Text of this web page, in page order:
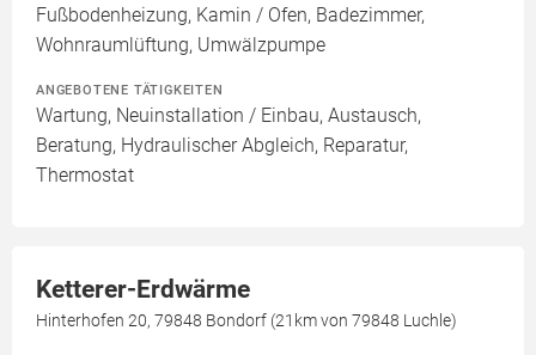
Fußbodenheizung, Kamin / Ofen, Badezimmer,
Wohnraumlüftung, Umwälzpumpe
ANGEBOTENE TÄTIGKEITEN
Wartung, Neuinstallation / Einbau, Austausch,
Beratung, Hydraulischer Abgleich, Reparatur,
Thermostat
Ketterer-Erdwärme
Hinterhofen 20, 79848 Bondorf (21km von 79848 Luchle)